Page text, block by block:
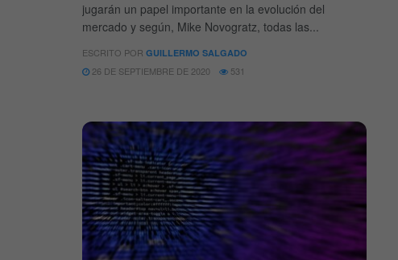
jugarán un papel importante en la evolución del
mercado y según, Mike Novogratz, todas las...
ESCRITO POR GUILLERMO SALGADO
26 DE SEPTIEMBRE DE 2020 531